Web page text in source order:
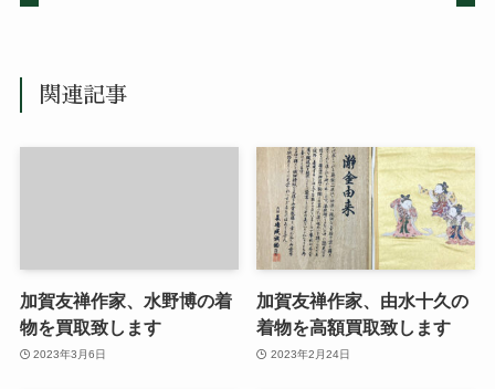
関連記事
加賀友禅作家、水野博の着
物を買取致します
2023年3月6日
加賀友禅作家、由水十久の
着物を高額買取致します
2023年2月24日